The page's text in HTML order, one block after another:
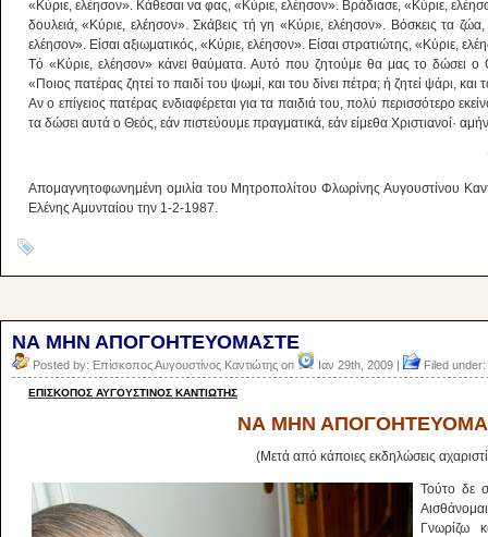
«Kύριε, ελέησον». Kάθεσαι να φας, «Kύριε, ελέησον». Βράδιασε, «Kύριε,
δουλειά, «Kύριε, ελέησον». Σκάβεις τή γη «Kύριε, ελέησον». Βόσκεις τα
ελέησον». Είσαι αξιωματικός, «Kύριε, ελέησον». Είσαι στρατιώτης, «Kύριε,
Tό «Kύριε, ελέησον» κάνει θαύματα. Αυτό που ζητούμε θα μας το δώσει ο
«Ποιος πατέρας ζητεί το παιδί του ψωμί, και του δίνει πέτρα; ή ζητεί ψάρι,
Αν ο επίγειος πατέρας ενδιαφέρεται για τα παιδιά του, πολύ περισσότερο
τα δώσει αυτά ο Θεός, εάν πιστεύουμε πραγματικά, εάν εί­μεθα Xριστιανοί·
Απομαγνητοφωνημένη ομιλία του Μητροπολίτου Φλωρίνης Αυγουστίνου
Ελένης Αμυνταίου την 1-2-1987.
ΝΑ ΜΗΝ ΑΠΟΓΟΗΤΕΥΟΜΑΣΤΕ
Posted by: Επίσκοπος Αυγουστίνος Καντιώτης on Ιαν 29th, 2009 | Filed under:
ΕΠΙΣΚΟΠΟΣ ΑΥΓΟΥΣΤΙΝΟΣ ΚΑΝΤΙΩΤΗΣ
ΝΑ ΜΗΝ
(Μετά από κάποιες εκδηλώσεις
Τούτο δε
Γνωρίζω